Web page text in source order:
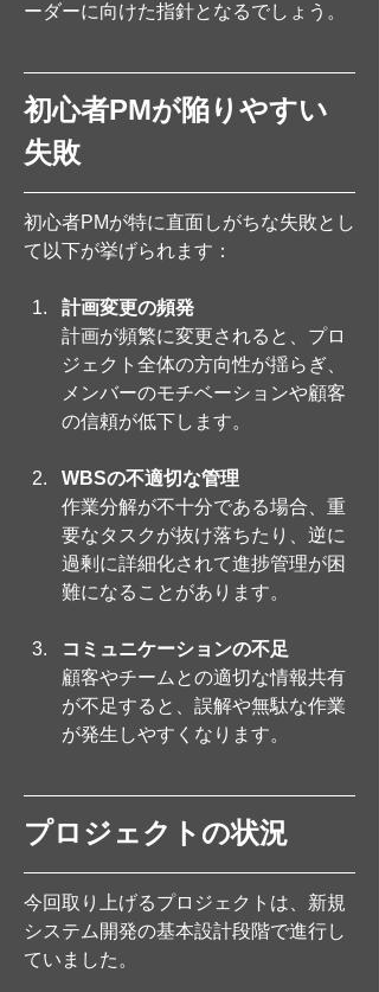
ーダーに向けた指針となるでしょう。
初心者PMが陥りやすい
失敗
初心者PMが特に直面しがちな失敗とし
て以下が挙げられます：
計画変更の頻発
計画が頻繁に変更されると、プロ
ジェクト全体の方向性が揺らぎ、
メンバーのモチベーションや顧客
の信頼が低下します。
WBSの不適切な管理
作業分解が不十分である場合、重
要なタスクが抜け落ちたり、逆に
過剰に詳細化されて進捗管理が困
難になることがあります。
コミュニケーションの不足
顧客やチームとの適切な情報共有
が不足すると、誤解や無駄な作業
が発生しやすくなります。
プロジェクトの状況
今回取り上げるプロジェクトは、新規
システム開発の基本設計段階で進行し
ていました。